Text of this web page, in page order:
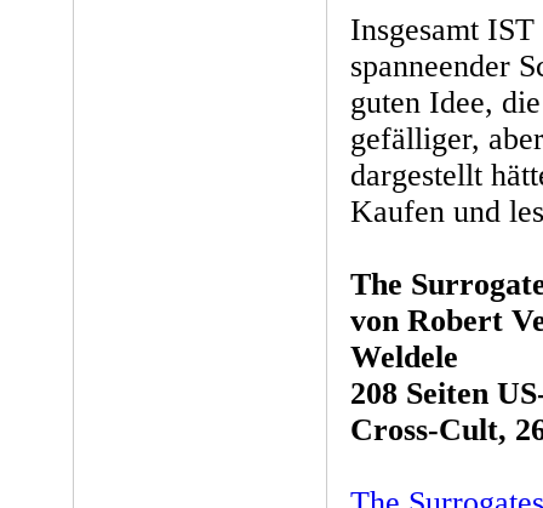
Insgesamt
spanneender
guten Idee,
gefälliger,
dargestellt
Kaufen und
The
von Robert
Weldele
208 Seiten
Cross-Cult,